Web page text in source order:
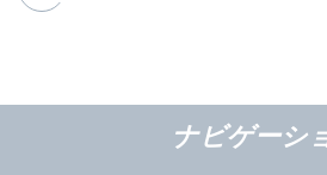
ナビゲーシ